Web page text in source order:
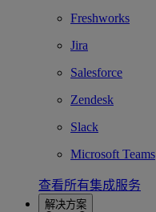
Freshworks
Jira
Salesforce
Zendesk
Slack
Microsoft Teams
查看所有集成服务
解决方案